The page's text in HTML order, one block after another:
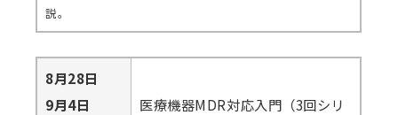
説。
8月28日
9月4日
医療機器MDR対応入門（3回シリ